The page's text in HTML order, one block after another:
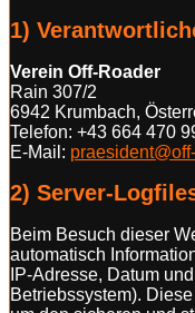
1)
Verein Off-Roader
Rain 307/2
6942 Krumbach,
Telefon: +43 664 470
E-Mail:
2) Server-
Beim Besuch dieser
automatisch
IP-Adresse, Datum
Betriebssystem).